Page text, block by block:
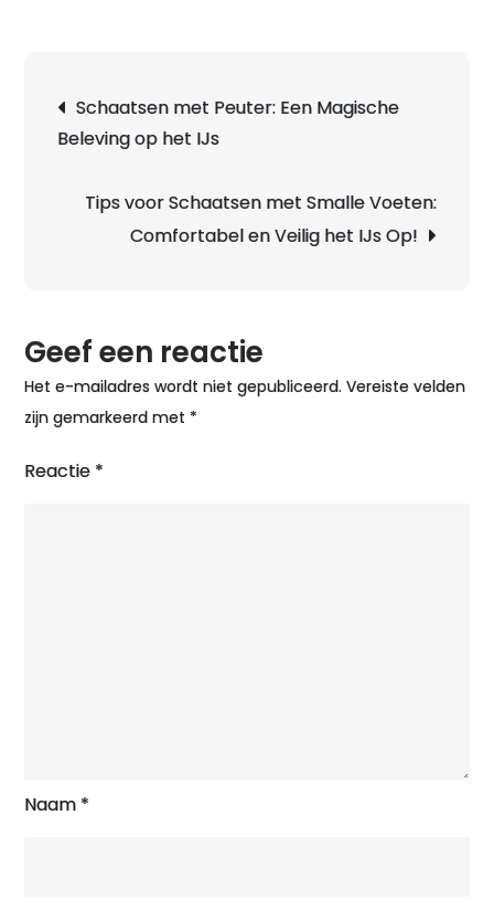
Noren:
Ontdek
en
Schaatsen met Peuter: Een Magische
Beleving op het IJs
Tips voor Schaatsen met Smalle Voeten:
Comfortabel en Veilig het IJs Op!
Geef een reactie
Het e-mailadres wordt niet gepubliceerd. Vereiste velden
zijn gemarkeerd met *
Reactie *
Naam *